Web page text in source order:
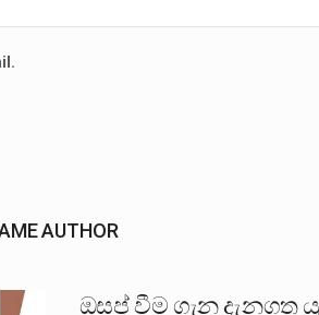
AUTHOR
ඔසප් වීම ගැන දැනගත